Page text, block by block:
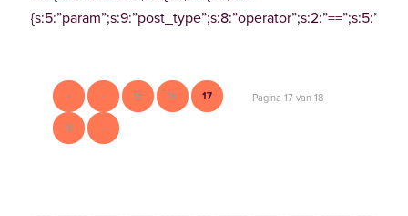
Pagina 17 van 18
« ‹ 15 16 17
18 ›